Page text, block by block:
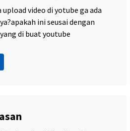
video di yotube ga ada
ini seusai dengan
di buat youtube